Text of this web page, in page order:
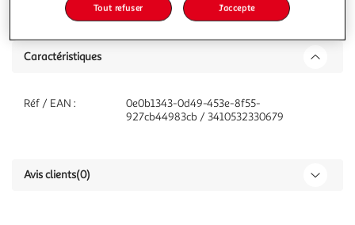
Description
Caractéristiques
Réf / EAN :
0e0b1343-0d49-453e-8f55-
927cb44983cb / 3410532330679
Avis clients(0)
Tout refuser J'accepte